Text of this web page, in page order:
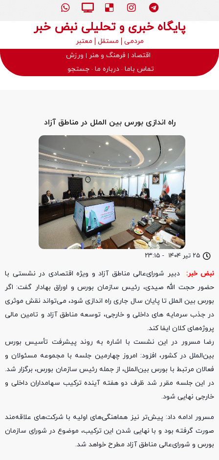
پایگاه خبری و تحلیلی نبض خبر
مردمی مستقل
معتبر
اقتصاد
فرهنگ و هنر
ورزش
تماس باما درباره ما جستجو
۲۵ تیر ۱۴۰۴ - ۲۳:۱۵
راه اندازی بورس بین الملل در مناطق آزاد
نبض خبر: دبیر شورای‌عالی مناطق آزاد و ویژه اقتصادی در نشستی با
حضور حجت الله صیدی، رئیس سازمان بورس و اوراق بهادار گفت: اگر
بورس بین الملل تا پایان سال جاری راه اندازی شود، می‌تواند نقش موثری
در جذب سرمایه های داخلی و خارجی، توسعه مناطق آزاد و تامین مالی
پروژه‌های کلان ایفا کند.
رضا مسرور در این نشست با اشاره به روند پیشرفت تأسیس بورس
بین‌الملل در کشور، افزود: امروز چهارمین جلسه با مجموعه مسئولان و
فعالان مرتبط با بورس بین‌الملل، از جمله رئیس سازمان بورس، برگزار شد.
در این جلسه مقرر شد ظرف دو هفته آینده ترکیب سهامداران داخلی و
خارجی نهایی شود.
مسرور ادامه داد: پیش‌تر نیز هماهنگی‌های اولیه با شرکت‌های علاقه‌مند
صورت گرفته بود و با نهایی شدن این ترکیب، موضوع در شورای سازمان
بورس و شورای‌عالی مناطق آزاد مطرح خواهد شد.